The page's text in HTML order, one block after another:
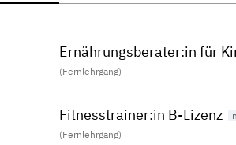
Ernährungsberater:in für
(Fernlehrgang)
Fitnesstrainer:in B-Lizenz
(Fernlehrgang)